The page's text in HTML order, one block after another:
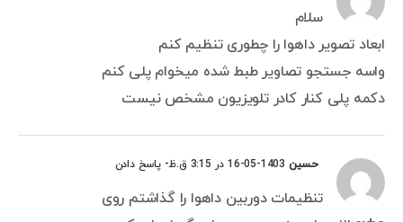
سلام
ابعاد تصویر داهوا را چطوری تنظیم کنم
واسه جستجو تصاویر طبط شده میخوام پلی کنم
دکمه پلی کنار کادر تلویزیون مشخص نیست
حسین - پاسخ دادن
تنظیمات دوربین داهوا را گذاشتم روی